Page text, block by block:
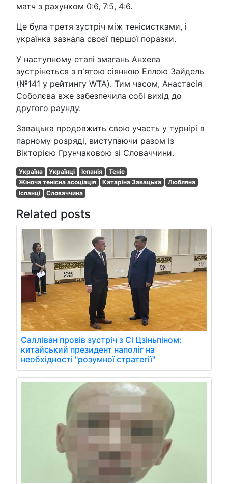
матч з рахунком 0:6, 7:5, 4:6.
Це була третя зустріч між тенісистками, і
українка зазнала своєї першої поразки.
У наступному етапі змагань Анхела
зустрінеться з п'ятою сіянною Еллою Зайдель
(№141 у рейтингу WTA). Тим часом, Анастасія
Соболєва вже забезпечила собі вихід до
другого раунду.
Завацька продовжить свою участь у турнірі в
парному розряді, виступаючи разом із
Вікторією Грунчаковою зі Словаччини.
Україна Українці Іспанія
Теніс
Жіноча тенісна асоціація
Катаріна Завацька
Любляна
Іспанці
Словаччина
Related posts
Салліван провів зустріч з Сі Цзіньпіном:
китайський президент наполіг на
необхідності "розумної стратегії"